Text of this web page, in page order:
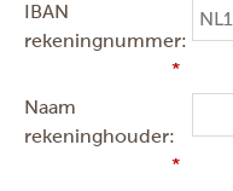
IBAN
rekeningnummer:
Naam
rekeninghouder: